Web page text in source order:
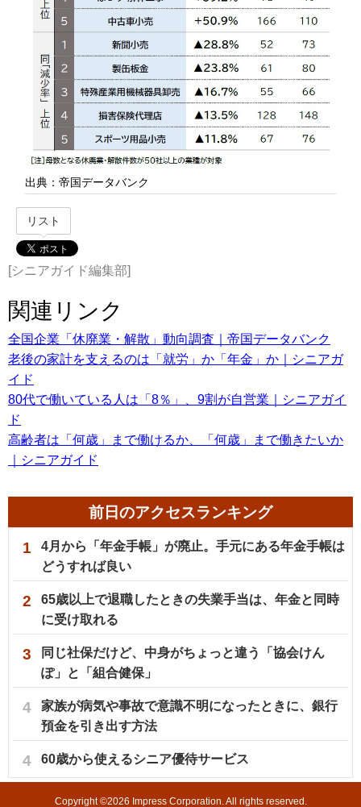
出典：帝国データバンク
リスト
[シニアガイド編集部]
関連リンク
全国企業「休廃業・解散」動向調査｜帝国データバンク
老後の家計を支えるのは「就労」か「年金」か｜シニアガ
イド
80代で働いている人は「8％」、9割が自営業｜シニアガイ
ド
高齢者は「何歳」まで働けるか、「何歳」まで働きたいか
｜シニアガイド
前日のアクセスランキング
1
4月から「年金手帳」が廃止。手元にある年金手帳は
どうすれば良い
2
65歳以上で退職したときの失業手当は、年金と同時
に受け取れる
3
同じ社保だけど、中身がちょっと違う「協会けん
ぽ」と「組合健保」
4
家族が病気や事故で意識不明になったときに、銀行
預金を引き出す方法
4 60歳から使えるシニア優待サービス
Copyright ©2026 Impress Corporation. All rights reserved.